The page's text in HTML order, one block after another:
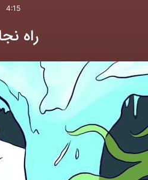
4:15
راه